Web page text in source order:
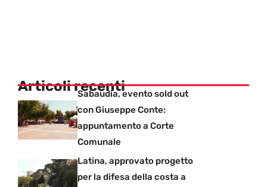
Articoli recentiSabaudia, evento sold out
con Giuseppe Conte:
appuntamento a Corte
Comunale
Latina, approvato progetto
per la difesa della costa a